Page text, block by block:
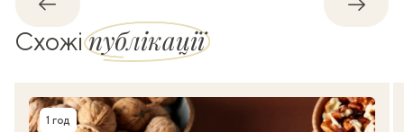
Назад
Схожіпублікації
Час приготування
1 год